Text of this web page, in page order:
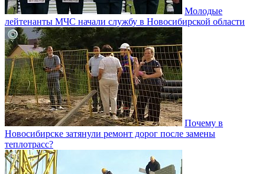
Молодые
лейтенанты МЧС начали службу в Новосибирской области
Почему в
Новосибирске затянули ремонт дорог после замены
теплотрасс?